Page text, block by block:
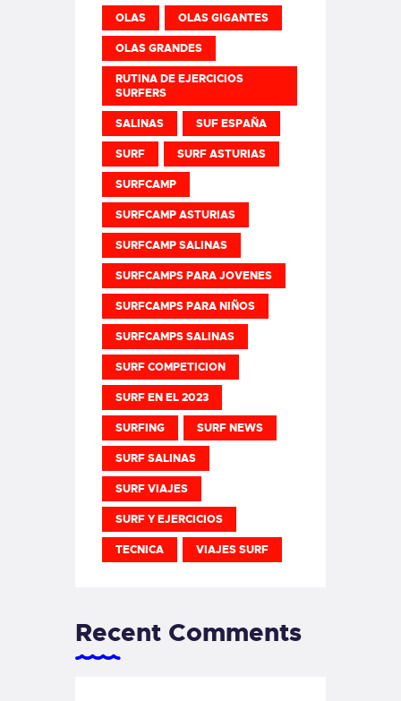
OLAS OLAS GIGANTES
OLAS GRANDES
RUTINA DE EJERCICIOS
SURFERS
SALINAS SUF ESPAÑA
SURF SURF ASTURIAS
SURFCAMP
SURFCAMP ASTURIAS
SURFCAMP SALINAS
SURFCAMPS PARA JOVENES
SURFCAMPS PARA NIÑOS
SURFCAMPS SALINAS
SURF COMPETICION
SURF EN EL 2023
SURFING SURF NEWS
SURF SALINAS
SURF VIAJES
SURF Y EJERCICIOS
TECNICA VIAJES SURF
Recent Comments